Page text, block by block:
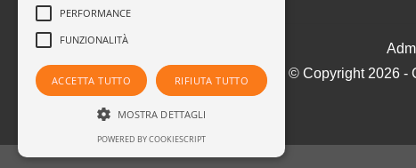
© Copyright 2026 -
PERFORMANCE
FUNZIONALITÀ
ACCETTA TUTTO RIFIUTA TUTTO
MOSTRA DETTAGLI
POWERED BY COOKIESCRIPT